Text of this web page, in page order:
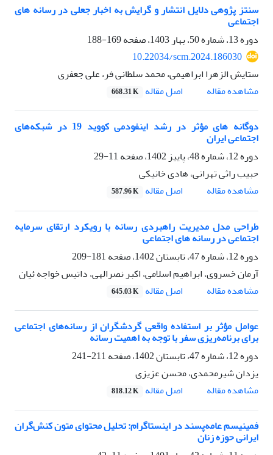
سنتز پژوهی دلایل انتشار و گرایش به اخبار جعلی در رسانه های
اجتماعی
دوره 13، شماره 50، بهار 1403، صفحه
169-188
10.22034/scm.2024.186030
ستایش الزهرا ابراهیمی، محمد سلطانی فر، علی جعفری
مشاهده مقاله
اصل مقاله 668.31 K
دوگانه های مؤثر در رشد اینفودمی کووید 19 در شبکه‌های
اجتماعی ایران
دوره 12، شماره 48، پاییز 1402، صفحه
11-29
حبیب راثی تهرانی، هادی خانیکی
مشاهده مقاله
اصل مقاله 587.96 K
طراحی مدل مدیریت راهبردی رسانه با رویکرد ارتقای سرمایه
اجتماعی در رسانه های اجتماعی
دوره 12، شماره 47، تابستان 1402، صفحه
181-209
آرمان خسروی، ابراهیم اسلامی، اکبر نصرالهی، داتیس خواجه ئیان
مشاهده مقاله
اصل مقاله 645.03 K
عوامل مؤثر بر استفاده واقعی گردشگران از رسانه‌های اجتماعی
برای برنامه‌ریزی سفر با توجه به اهمیت رسانه
دوره 12، شماره 47، تابستان 1402، صفحه
211-241
یزدان شیرمحمدی، محسن عزیزی
مشاهده مقاله
اصل مقاله 818.12 K
فمینیسم عامه‌پسند در اینستاگرام: تحلیل محتوای متون کنش‌گران
ایرانی حوزه زنان